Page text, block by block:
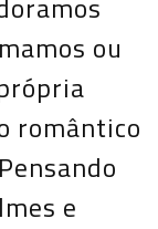
ou
romântico
e